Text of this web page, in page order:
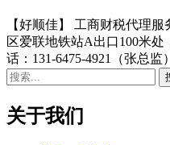
【好顺佳】 工商财税代理
区爱联地铁站A出口100米
话：131-6475-4921（张总监
关于我们